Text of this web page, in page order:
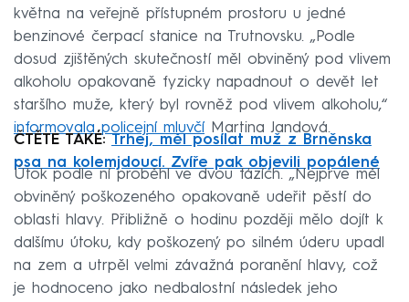
května na veřejně přístupném prostoru u jedné
benzinové čerpací stanice na Trutnovsku. „Podle
dosud zjištěných skutečností měl obviněný pod vlivem
alkoholu opakovaně fyzicky napadnout o devět let
staršího muže, který byl rovněž pod vlivem alkoholu,“
informovala policejní mluvčí Martina Jandová.
ČTĚTE TAKÉ: Trhej, měl posílat muž z Brněnska
psa na kolemjdoucí. Zvíře pak objevili popálené
Útok podle ní proběhl ve dvou fázích. „Nejprve měl
obviněný poškozeného opakovaně udeřit pěstí do
oblasti hlavy. Přibližně o hodinu později mělo dojít k
dalšímu útoku, kdy poškozený po silném úderu upadl
na zem a utrpěl velmi závažná poranění hlavy, což
je hodnoceno jako nedbalostní následek jeho